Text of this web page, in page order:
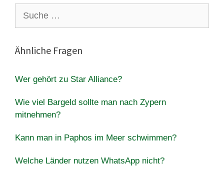
nach:
Ähnliche Fragen
Wer gehört zu Star Alliance?
Wie viel Bargeld sollte man nach Zypern
mitnehmen?
Kann man in Paphos im Meer schwimmen?
Welche Länder nutzen WhatsApp nicht?